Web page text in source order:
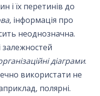
і їх перетинів до
, інформація про
неоднозначна.
залежностей
діаграми.
використати не
полярні.